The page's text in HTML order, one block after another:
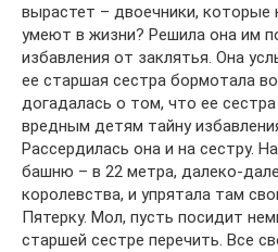
вырастет – двоечники, которые
умеют в жизни? Решила она им
избавления от заклятья. Она
ее старшая сестра бормотала
догадалась о том, что ее
вредным детям тайну
Рассердилась она и на сестру.
башню – в 22 метра, далеко-
королевства, и упрятала там
Пятерку. Мол, пусть посидит
старшей сестре перечить. Все